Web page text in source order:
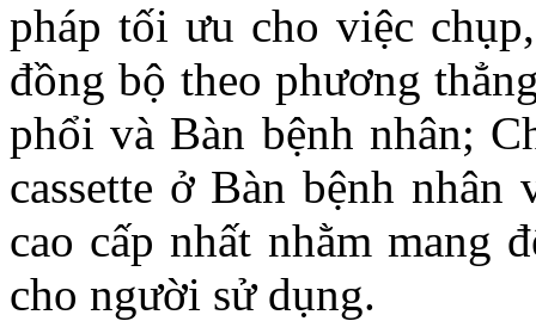
pháp tối ưu cho việc
đồng bộ theo phương
phổi và Bàn bệnh nhân;
cassette ở Bàn bệnh
cao cấp nhất nhằm mang
cho người sử dụng.